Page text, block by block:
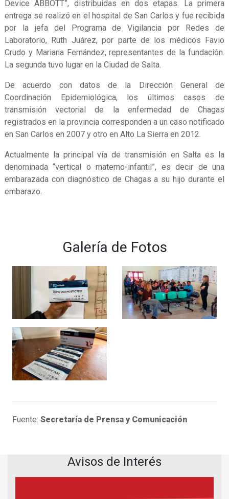
Device ABBOTT”, distribuidas en dos etapas. La primera
entrega se realizó en el hospital de San Carlos y fue recibida
por la jefa del Programa de Vigilancia por Redes de
Laboratorio, Ruth Juárez, por parte de los médicos Favio
Crudo y Mariana Fernández, representantes de la fundación.
La segunda tuvo lugar en la Ciudad de Salta.
De acuerdo con datos de la Dirección General de
Coordinación Epidemiológica, los últimos casos de
transmisión vectorial de la enfermedad de Chagas
registrados en la provincia corresponden a un caso notificado
en San Carlos en 2007 y otro en Alto La Sierra en 2012.
Actualmente la principal vía de transmisión en Salta es la
denominada “vertical o materno-infantil”, es decir de una
embarazada con diagnóstico de Chagas a su hijo durante el
embarazo.
Galería de Fotos
Fuente: Secretaría de Prensa y Comunicación
Avisos de Interés